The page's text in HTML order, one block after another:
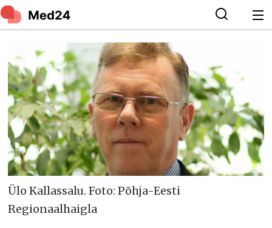
Ülo Kallassalu. Foto: Põhja-Eesti
Regionaalhaigla